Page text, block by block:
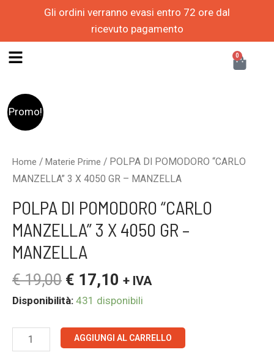
Gli ordini verranno evasi entro 72 ore dal
ricevuto pagamento
contenuto
0
Promo!
Home / Materie Prime / POLPA DI POMODORO “CARLO
MANZELLA” 3 X 4050 GR – MANZELLA
POLPA DI POMODORO “CARLO
MANZELLA” 3 X 4050 GR –
MANZELLA
€19,00
era:
€ 19,00.
€ 17,10
è:
€ 17,10.
+ IVA
Disponibilità: 431 disponibili
POLPA
DI
"CARLO
MANZELLA"
X
4050
GR
MANZELLA
quantità
AGGIUNGI AL CARRELLO